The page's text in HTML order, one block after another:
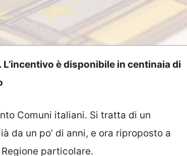
è disponibile in centinaia di
Comuni italiani. Si tratta di un
da un po’ di anni, e ora riproposto a
particolare.